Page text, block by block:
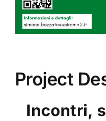
Project
Incontri,